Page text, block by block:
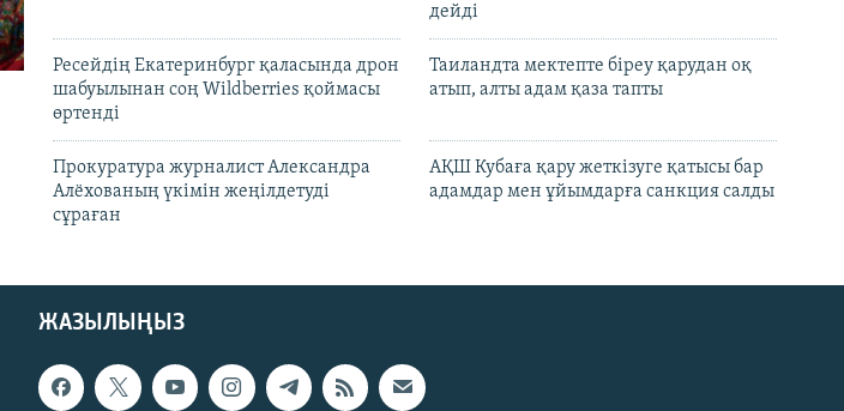
дейді
Ресейдің Екатеринбург қаласында дрон
шабуылынан соң Wildberries қоймасы
өртенді
Таиландта мектепте біреу қарудан оқ
атып, алты адам қаза тапты
Прокуратура журналист Александра
Алёхованың үкімін жеңілдетуді
сұраған
АҚШ Кубаға қару жеткізуге қатысы бар
адамдар мен ұйымдарға санкция салды
ЖАЗЫЛЫҢЫЗ